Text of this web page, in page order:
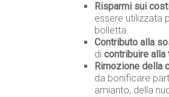
Risparmi sui
essere utilizzata
bolletta.
Contributo alla
di contribuire alla
Rimozione della
da bonificare
amianto, della